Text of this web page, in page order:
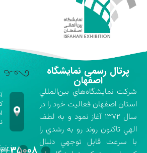
پرتال رسمی نمایشگاه
اصفهان
شركت نمايشگاه‌هاي بين‌المللي
استان اصفهان فعاليت خود را در
سال ۱۳۷۲ آغاز نمود و به لطف
الهي تاكنون روند رو به رشدي را
با سرعت قابل توجهي دنبال